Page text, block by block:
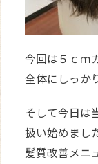
今回は５ｃｍ
全体にしっか
そして今日は
扱い始めまし
髪質改善メニ